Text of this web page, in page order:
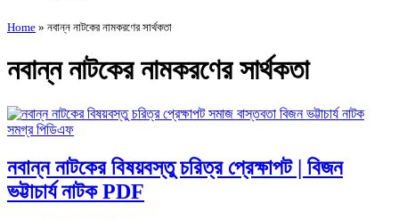
Home » নবান্ন নাটকের নামকরণের সার্থকতা
নবান্ন নাটকের নামকরণের সার্থকতা
নবান্ন নাটকের বিষয়বস্তু চরিত্র প্রেক্ষাপট | বিজন
ভট্টাচার্য নাটক PDF